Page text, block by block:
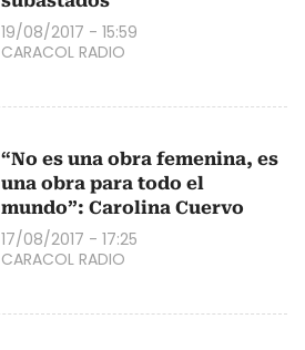
19/08/2017 - 15:59
CARACOL RADIO
“No es una obra femenina, es
una obra para todo el
mundo”: Carolina Cuervo
17/08/2017 - 17:25
CARACOL RADIO